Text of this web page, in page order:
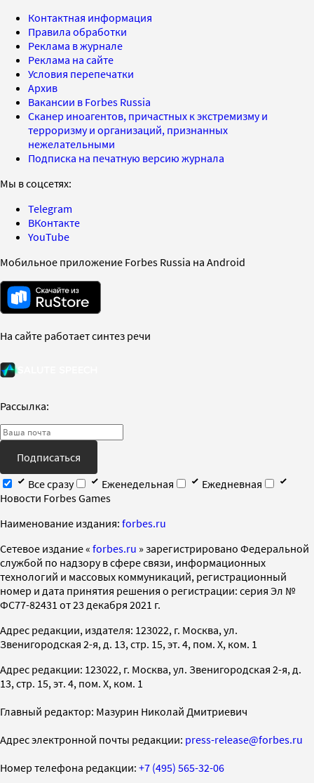
Контактная информация
Правила обработки
Реклама в журнале
Реклама на сайте
Условия перепечатки
Архив
Вакансии в Forbes Russia
Сканер иноагентов, причастных к экстремизму и
терроризму и организаций, признанных
нежелательными
Подписка на печатную версию журнала
Мы в соцсетях:
Telegram
ВКонтакте
YouTube
Мобильное приложение Forbes Russia на Android
На сайте работает синтез речи
Рассылка:
Подписаться
Все сразу
Еженедельная
Ежедневная
Новости Forbes Games
Наименование издания: forbes.ru
Cетевое издание « forbes.ru » зарегистрировано Федеральной
службой по надзору в сфере связи, информационных
технологий и массовых коммуникаций, регистрационный
номер и дата принятия решения о регистрации: серия Эл №
ФС77-82431 от 23 декабря 2021 г.
Адрес редакции, издателя: 123022, г. Москва, ул.
Звенигородская 2-я, д. 13, стр. 15, эт. 4, пом. X, ком. 1
Адрес редакции: 123022, г. Москва, ул. Звенигородская 2-я, д.
13, стр. 15, эт. 4, пом. X, ком. 1
Главный редактор: Мазурин Николай Дмитриевич
Адрес электронной почты редакции: press-release@forbes.ru
Номер телефона редакции: +7 (495) 565-32-06